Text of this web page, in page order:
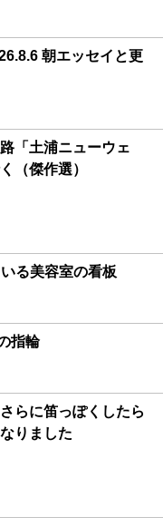
朝エッセイと更
「土浦ニューウェ
（傑作選）
る美容室の看板
指輪
らに笛っぽくしたら
りました